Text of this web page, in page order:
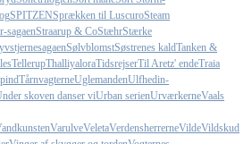
SPITZENSprækken til LuscuroSteam
sagaenStraarup & CoStæhrStærke
SølvblomstSøstrenes kaldTanken &
TellerupThalliyaloraTidsrejserTil Aretz' endeTraia
TårnvagterneUglemandenUlfhedin-
skoven danser viUrban serienUrværkerneVaals
VarulveVeletaVerdensherrerneVildeVildskud